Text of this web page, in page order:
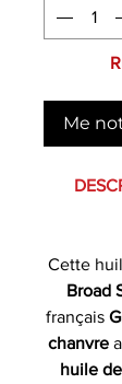
Me
Cette
Broad
français
chanvre
huile